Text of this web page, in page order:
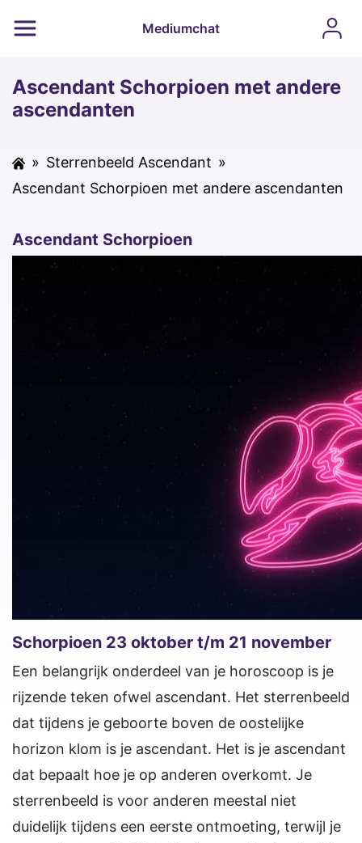
Mediumchat
Ascendant Schorpioen met andere
ascendanten
» Sterrenbeeld Ascendant »
Ascendant Schorpioen met andere ascendanten
Ascendant Schorpioen
Schorpioen 23 oktober t/m 21 november
Een belangrijk onderdeel van je horoscoop is je
rijzende teken ofwel ascendant. Het sterrenbeeld
dat tijdens je geboorte boven de oostelijke
horizon klom is je ascendant. Het is je ascendant
dat bepaalt hoe je op anderen overkomt. Je
sterrenbeeld is voor anderen meestal niet
duidelijk tijdens een eerste ontmoeting, terwijl je